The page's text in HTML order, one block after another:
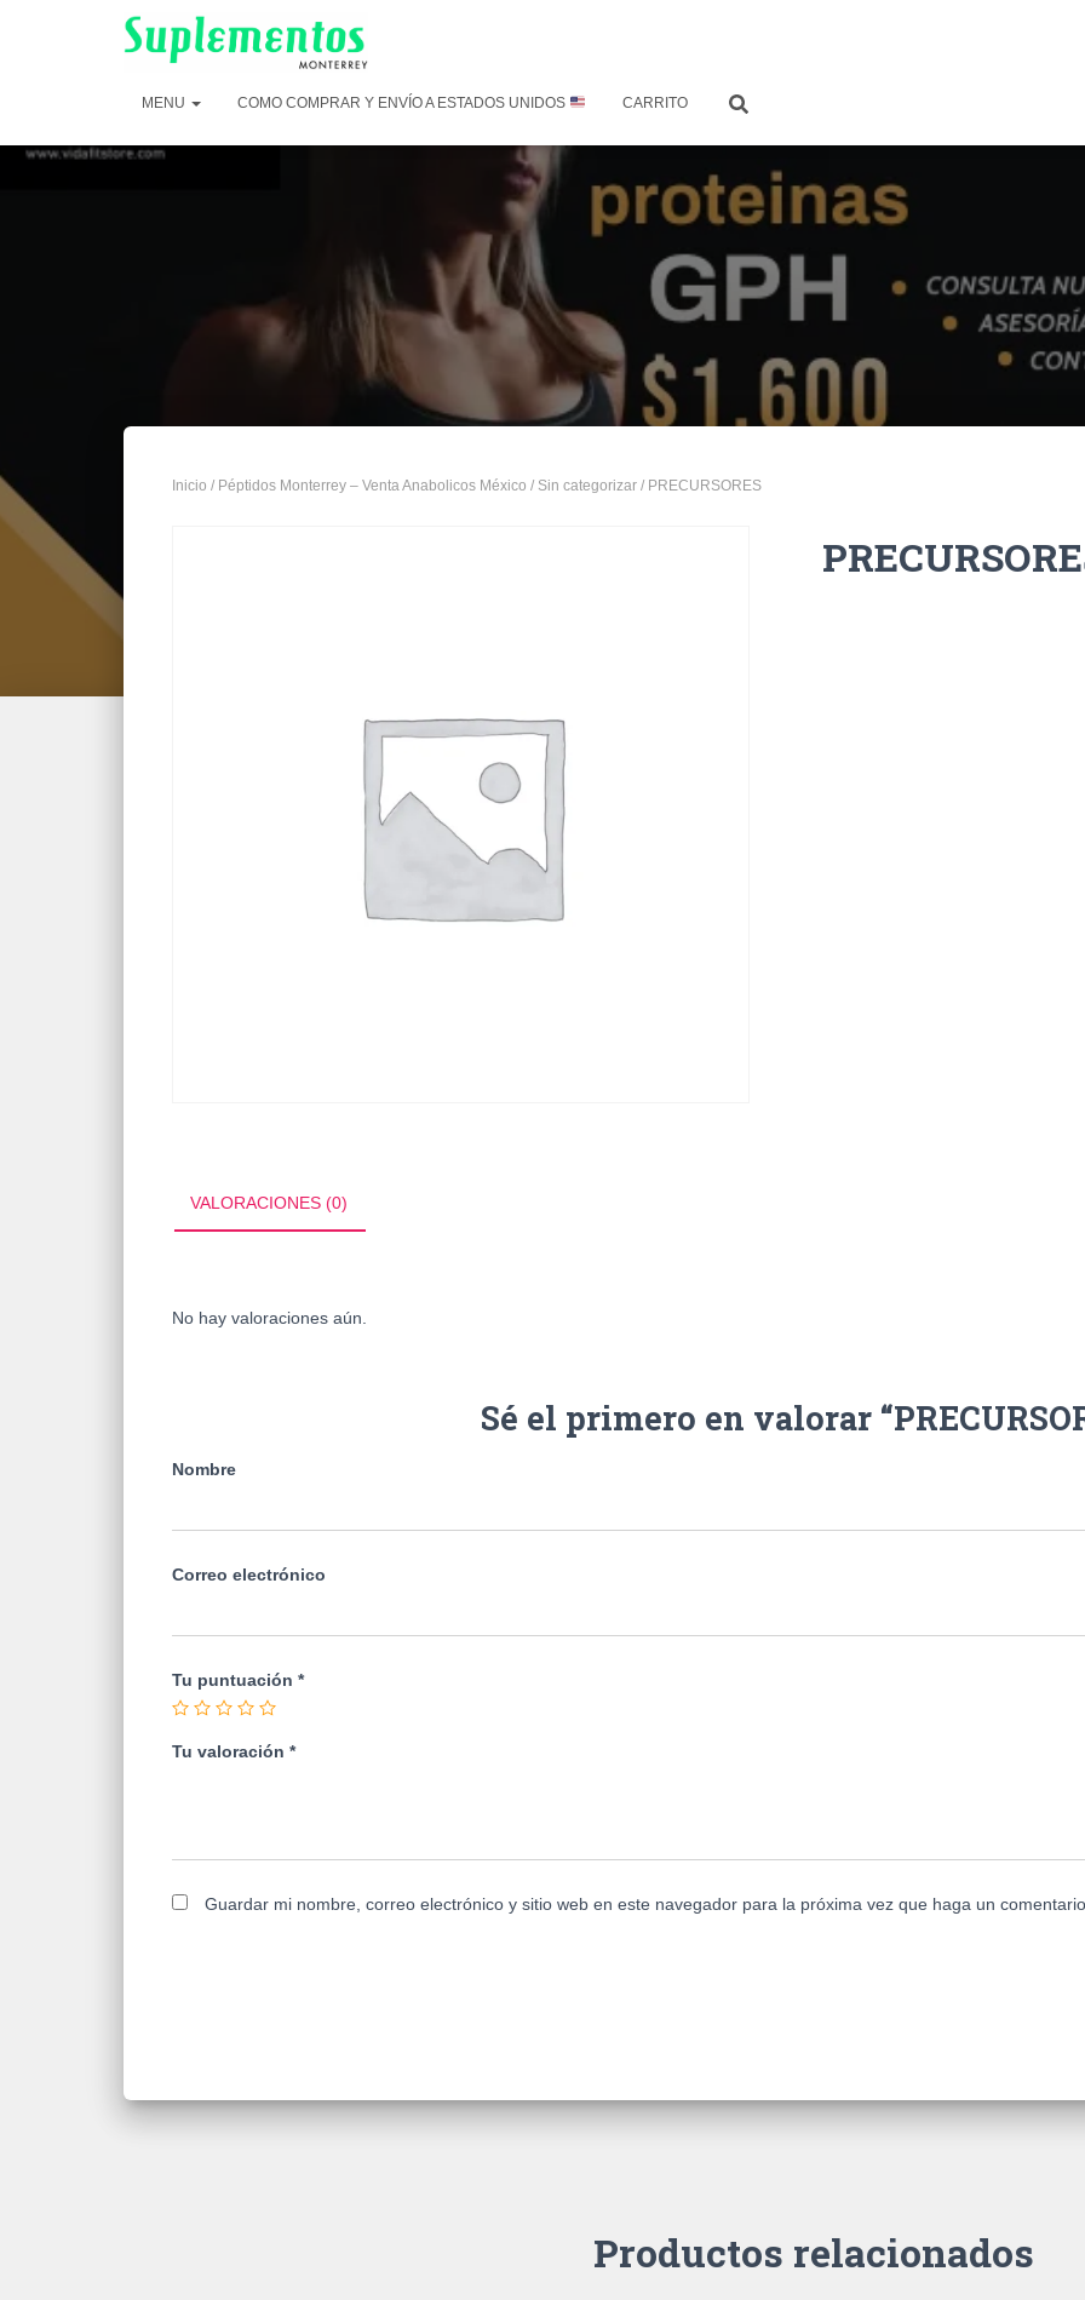
MENU COMO COMPRAR Y ENVÍO A ESTADOS UNIDOS CARRITO
Inicio / Péptidos Monterrey – Venta Anabolicos México / Sin categorizar / PRECURSORES
VALORACIONES (0)
No hay valoraciones aún.
Sé el primero en valorar
Nombre
Correo electrónico
Tu puntuación *
Tu valoración *
Guardar mi nombre, correo electrónico y sitio web en este navegador para la próxima vez que haga un
Productos relacionados